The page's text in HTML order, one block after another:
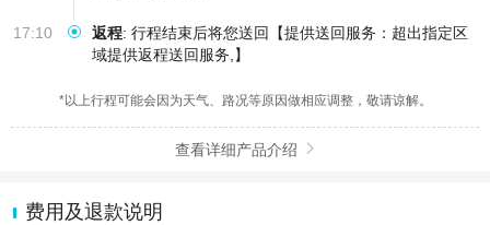
17:10 返程: 行程结束后将您送回【提供送回服务：超出指定区
域提供返程送回服务,】
*以上行程可能会因为天气、路况等原因做相应调整，敬请谅解。
查看详细产品介绍 
费用及退款说明